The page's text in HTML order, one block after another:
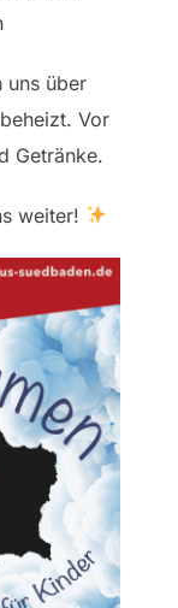
uns über
Vor
Getränke.
weiter!